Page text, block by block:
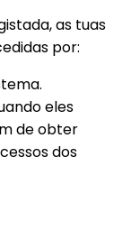
as tuas
por:
eles
de obter
dos